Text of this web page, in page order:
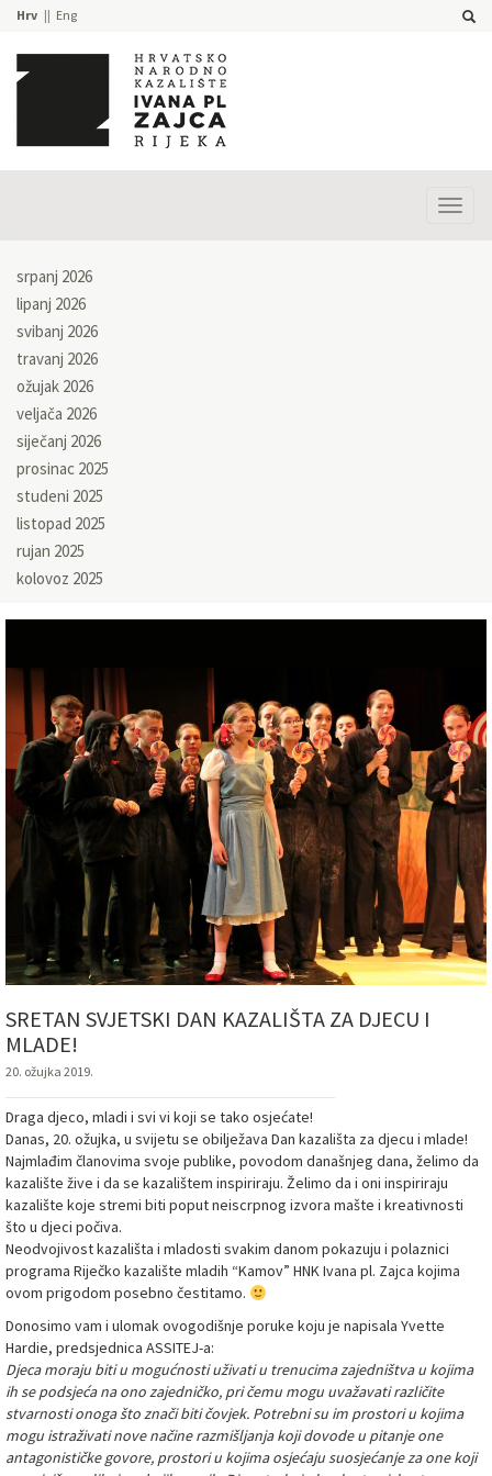
Hrv Eng
srpanj 2026
lipanj 2026
svibanj 2026
travanj 2026
ožujak 2026
veljača 2026
siječanj 2026
prosinac 2025
studeni 2025
listopad 2025
rujan 2025
kolovoz 2025
SRETAN SVJETSKI DAN KAZALIŠTA ZA DJECU I
MLADE!
20. ožujka 2019.
Draga djeco, mladi i svi vi koji se tako osjećate!
Danas, 20. ožujka, u svijetu se obilježava Dan kazališta za djecu i mlade!
Najmlađim članovima svoje publike, povodom današnjeg dana, želimo da
kazalište žive i da se kazalištem inspiriraju. Želimo da i oni inspiriraju
kazalište koje stremi biti poput neiscrpnog izvora mašte i kreativnosti
što u djeci počiva.
Neodvojivost kazališta i mladosti svakim danom pokazuju i polaznici
programa Riječko kazalište mladih “Kamov” HNK Ivana pl. Zajca kojima
ovom prigodom posebno čestitamo.
Donosimo vam i ulomak ovogodišnje poruke koju je napisala Yvette
Hardie, predsjednica ASSITEJ-a:
Djeca moraju biti u mogućnosti uživati u trenucima zajedništva u kojima
ih se podsjeća na ono zajedničko, pri čemu mogu uvažavati različite
stvarnosti onoga što znači biti čovjek. Potrebni su im prostori u kojima
mogu istraživati nove načine razmišljanja koji dovode u pitanje one
antagonističke govore, prostori u kojima osjećaju suosjećanje za one koji